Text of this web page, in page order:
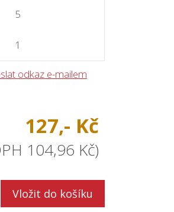
5
1
odkaz e-mailem
127,- Kč
104,96 Kč)
Vložit do košíku